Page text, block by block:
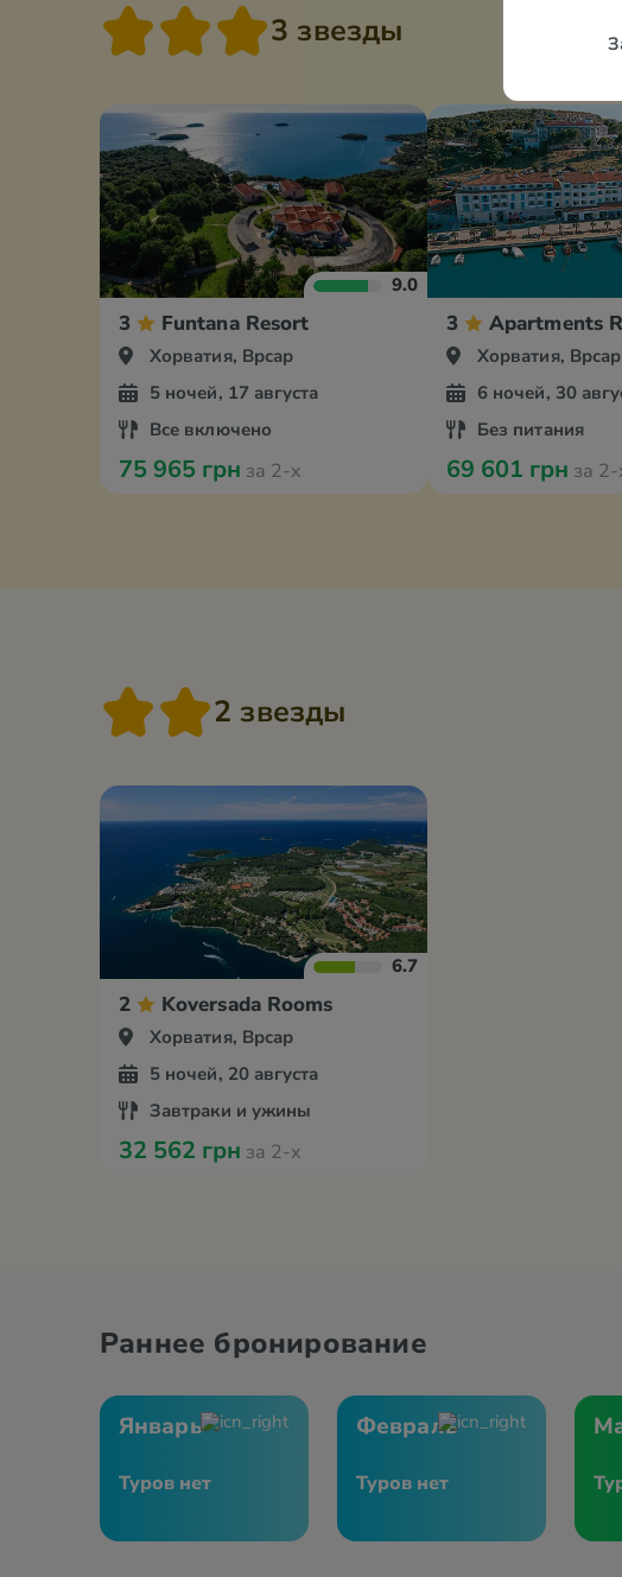
3 звезды
9.0
3 Funtana Resort
Хорватия, Врсар
5 ночей, 17 августа
Все включено
75 965 грн за 2-х
3 Apartments
Хорватия, Врсар
6 ночей, 30
Без питания
69 601 грн за 2-
2 звезды
6.7
2 Koversada Rooms
Хорватия, Врсар
5 ночей, 20 августа
Завтраки и ужины
32 562 грн за 2-х
Раннее бронирование
Январь
Туров нет
Февраль
Туров нет